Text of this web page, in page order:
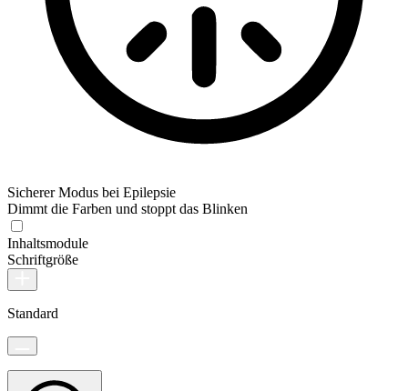
Sicherer Modus bei Epilepsie
Dimmt die Farben und stoppt das Blinken
Inhaltsmodule
Schriftgröße
Standard